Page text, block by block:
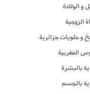
و الولادة
الزوجية
و حلويات جزائرية
المغربية
بالبشرة
بالجسم